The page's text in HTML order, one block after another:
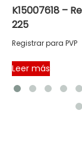
K15007618 –
225
Registrar para PVP
Leer más